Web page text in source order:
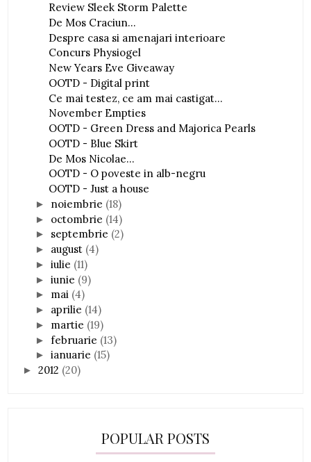
Review Sleek Storm Palette
De Mos Craciun...
Despre casa si amenajari interioare
Concurs Physiogel
New Years Eve Giveaway
OOTD - Digital print
Ce mai testez, ce am mai castigat...
November Empties
OOTD - Green Dress and Majorica Pearls
OOTD - Blue Skirt
De Mos Nicolae...
OOTD - O poveste in alb-negru
OOTD - Just a house
► noiembrie (18)
► octombrie (14)
► septembrie (2)
► august (4)
►iulie (11)
►iunie (9)
► mai (4)
► aprilie (14)
► martie (19)
►februarie (13)
►ianuarie (15)
►2012 (20)
POPULAR POSTS